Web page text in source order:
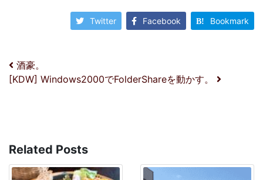
Twitter Facebook Bookmark
投稿ナビゲーション
酒豪。
[KDW] Windows2000でFolderShareを動かす。
Related Posts